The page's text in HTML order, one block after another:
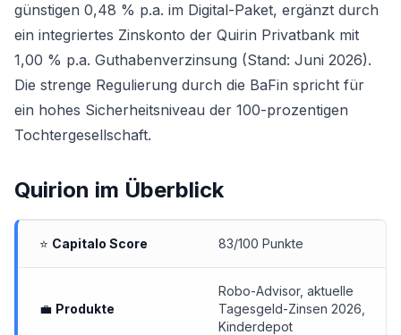
günstigen 0,48 % p.a. im Digital-Paket, ergänzt durch
ein integriertes Zinskonto der Quirin Privatbank mit
1,00 % p.a. Guthabenverzinsung (Stand: Juni 2026).
Die strenge Regulierung durch die BaFin spricht für
ein hohes Sicherheitsniveau der 100-prozentigen
Tochtergesellschaft.
Quirion im Überblick
⭐ Capitalo Score 83/100 Punkte
💼 Produkte
Robo-Advisor, aktuelle
Tagesgeld-Zinsen 2026
Kinderdepot